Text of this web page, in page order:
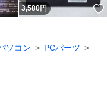
3,580円
ソコン
PCパーツ